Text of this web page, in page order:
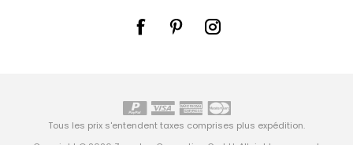
Tous les prix s'entendent taxes comprises plus expédition.